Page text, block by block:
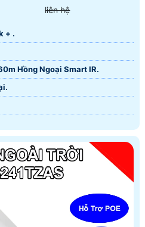
liên hệ
+ .
Hồng Ngoại Smart IR.